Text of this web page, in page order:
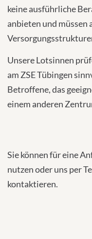
keine ausführliche
anbieten und müssen
Unsere Lotsinnen
am ZSE Tübingen
Betroffene, das
einem anderen
Sie können für eine
nutzen oder uns per
kontaktieren.